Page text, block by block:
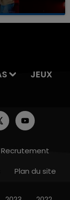
JEUX
Recrutement
Plan du site